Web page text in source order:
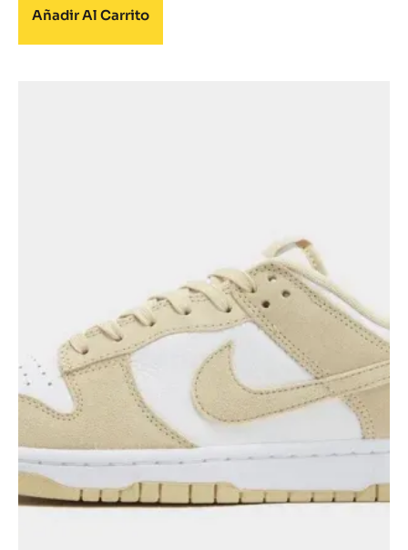
Añadir Al Carrito